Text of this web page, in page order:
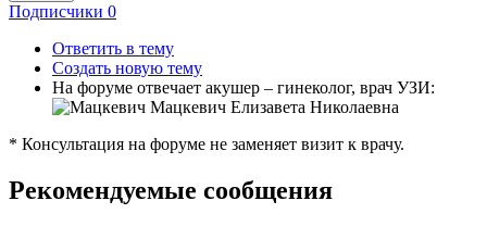
Подписчики 0
Ответить в тему
Создать новую тему
На форуме отвечает акушер – гинеколог, врач УЗИ:
Мацкевич Елизавета Николаевна
* Консультация на форуме не заменяет визит к врачу.
Рекомендуемые сообщения